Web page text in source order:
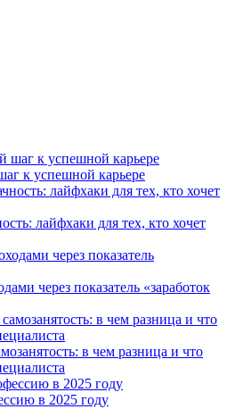
к успешной карьере
лайфхаки для тех, кто хочет
через показатель «заработок
в чем разница и что
в 2025 году